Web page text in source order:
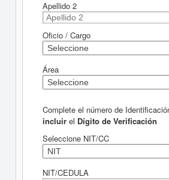
Apellido 2
Oficio / Cargo
Área
Complete el número de
incluirel Dígito de Verificación
Seleccione NIT/CC
NIT/CEDULA